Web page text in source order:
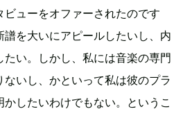
ューをオファーされたのです
を大いにアピールしたいし、内
い。しかし、私には音楽の専門
いし、かといって私は彼のプラ
したいわけでもない。というこ